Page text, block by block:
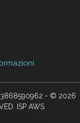
- © 2026
ISP AWS